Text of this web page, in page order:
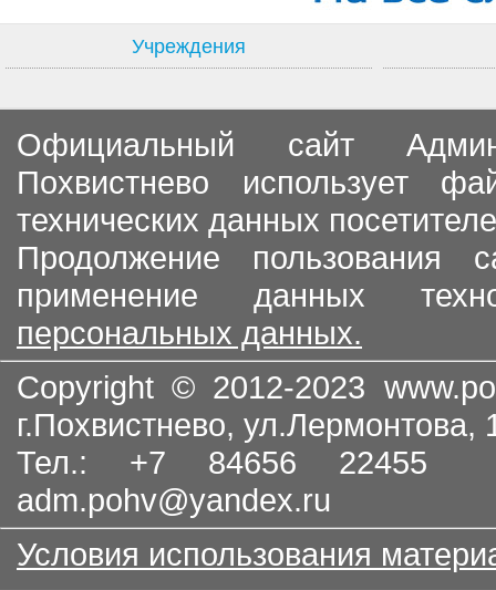
Учреждения
Официальный сайт
Похвистнево использует
технических данных
Продолжение пользования
применение данных
персональных данных.
Copyright © 2012-2023
г.Похвистнево, ул.Лермонтова,
Тел.: +7 84656
adm.pohv@yandex.ru
Условия использования